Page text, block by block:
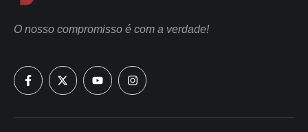
O nosso compromisso é com a verdade!